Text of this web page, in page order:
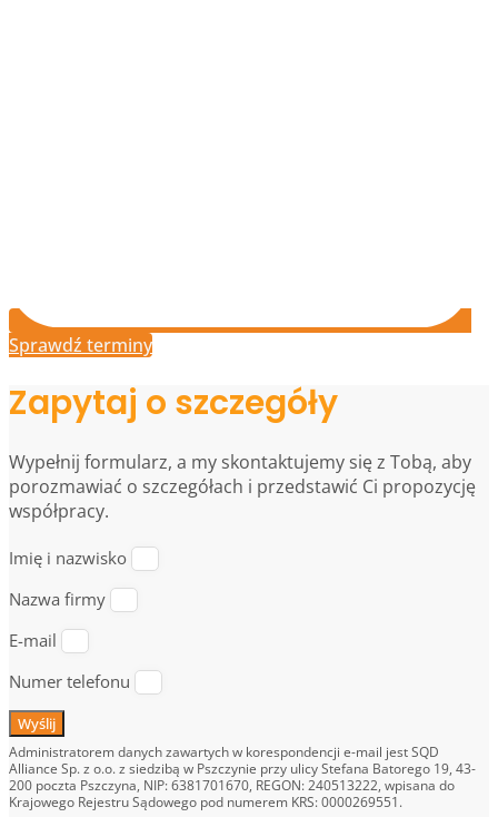
Sprawdź terminy
Zapytaj o szczegóły
Wypełnij formularz, a my skontaktujemy się z Tobą, aby
porozmawiać o szczegółach i przedstawić Ci propozycję
współpracy.
Imię i nazwisko
Nazwa firmy
E-mail
Numer telefonu
Wyślij
Administratorem danych zawartych w korespondencji e-mail jest SQD
Alliance Sp. z o.o. z siedzibą w Pszczynie przy ulicy Stefana Batorego 19, 43-
200 poczta Pszczyna, NIP: 6381701670, REGON: 240513222, wpisana do
Krajowego Rejestru Sądowego pod numerem KRS: 0000269551.